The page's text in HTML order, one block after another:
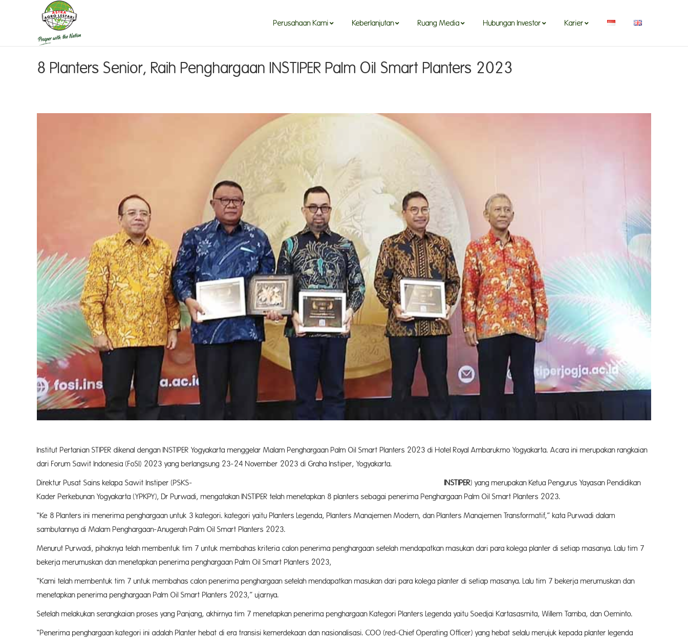
Perusahaan Kami Keberlanjutan Ruang Media Hubungan Investor Karier
8 Planters Senior, Raih Penghargaan INSTIPER Palm Oil Smart Planters 2023
Institut Pertanian STIPER dikenal dengan INSTIPER Yogyakarta menggelar Malam Penghargaan Palm Oil Smart Planters 2023 di Hotel Royal Ambarukmo Yogyakarta. Acara ini merupakan rangkaian
dari Forum Sawit Indonesia (FoSI) 2023 yang berlangsung 23-24 November 2023 di Graha Instiper, Yogyakarta.
Direktur Pusat Sains kelapa Sawit Instiper (PSKS- INSTIPER) yang merupakan Ketua Pengurus Yayasan Pendidikan
Kader Perkebunan Yogyakarta (YPKPY), Dr Purwadi, mengatakan INSTIPER telah menetapkan 8 planters sebagai penerima Penghargaan Palm Oil Smart Planters 2023.
“Ke 8 Planters ini menerima penghargaan untuk 3 kategori. kategori yaitu Planters Legenda, Planters Manajemen Modern, dan Planters Manajemen Transformatif,” kata Purwadi dalam
sambutannya di Malam Penghargaan-Anugerah Palm Oil Smart Planters 2023.
Menurut Purwadi, pihaknya telah membentuk tim 7 untuk membahas kriteria calon penerima penghargaan setelah mendapatkan masukan dari para kolega planter di setiap masanya. Lalu tim 7
bekerja merumuskan dan menetapkan penerima penghargaan Palm Oil Smart Planters 2023,
“Kami telah membentuk tim 7 untuk membahas calon penerima penghargaan setelah mendapatkan masukan dari para kolega planter di setiap masanya. Lalu tim 7 bekerja merumuskan dan
menetapkan penerima penghargaan Palm Oil Smart Planters 2023,” ujarnya.
Setelah melakukan serangkaian proses yang Panjang, akhirnya tim 7 menetapkan penerima penghargaan Kategori Planters Legenda yaitu Soedjai Kartasasmita, Willem Tamba, dan Oeminto.
“Penerima penghargaan kategori ini adalah Planter hebat di era transisi kemerdekaan dan nasionalisasi. COO (red-Chief Operating Officer) yang hebat selalu merujuk kepada planter legenda